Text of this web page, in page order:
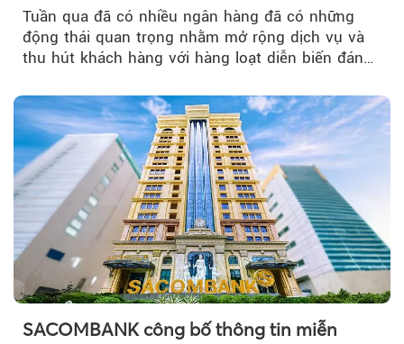
Tuần qua đã có nhiều ngân hàng đã có những
động thái quan trọng nhằm mở rộng dịch vụ và
thu hút khách hàng với hàng loạt diễn biến đáng
SACOMBANK công bố thông tin miễn